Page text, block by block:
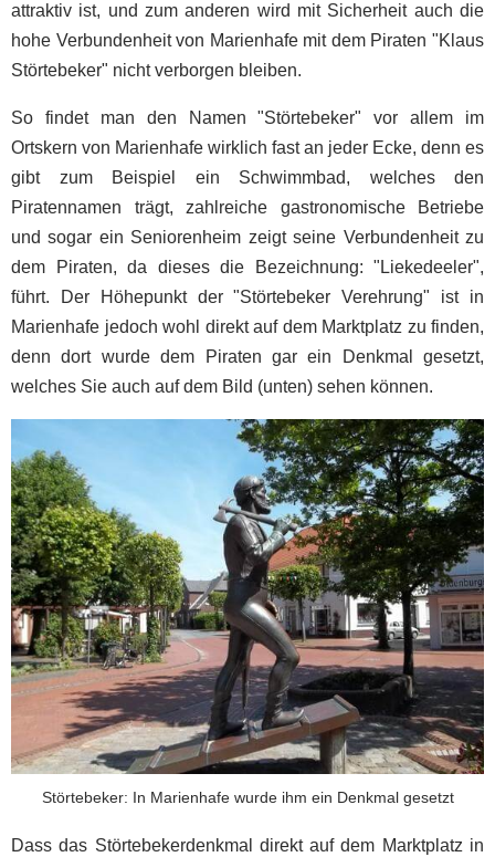
attraktiv ist, und zum anderen wird mit Sicherheit auch die
hohe Verbundenheit von Marienhafe mit dem Piraten "Klaus
Störtebeker" nicht verborgen bleiben.
So findet man den Namen "Störtebeker" vor allem im
Ortskern von Marienhafe wirklich fast an jeder Ecke, denn es
gibt zum Beispiel ein Schwimmbad, welches den
Piratennamen trägt, zahlreiche gastronomische Betriebe
und sogar ein Seniorenheim zeigt seine Verbundenheit zu
dem Piraten, da dieses die Bezeichnung: "Liekedeeler",
führt. Der Höhepunkt der "Störtebeker Verehrung" ist in
Marienhafe jedoch wohl direkt auf dem Marktplatz zu finden,
denn dort wurde dem Piraten gar ein Denkmal gesetzt,
welches Sie auch auf dem Bild (unten) sehen können.
Störtebeker: In Marienhafe wurde ihm ein Denkmal gesetzt
Dass das Störtebekerdenkmal direkt auf dem Marktplatz in